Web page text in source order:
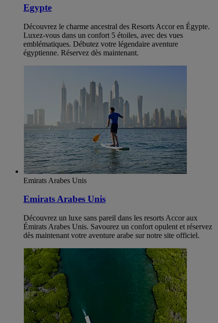
Egypte
Découvrez le charme ancestral des Resorts Accor en Égypte.
Luxez-vous dans un confort 5 étoiles, avec des vues
emblématiques. Débutez votre légendaire aventure
égyptienne. Réservez dès maintenant.
Emirats Arabes Unis
Emirats Arabes Unis
Découvrez un luxe sans pareil dans les resorts Accor aux
Émirats Arabes Unis. Savourez un confort opulent et réservez
dès maintenant votre aventure arabe sur notre site officiel.